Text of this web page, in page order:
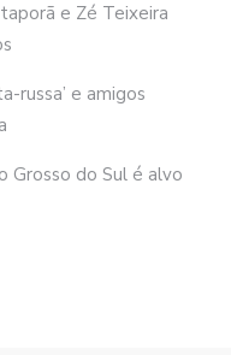
e Zé Teixeira
russa’ e amigos
Grosso do Sul é alvo